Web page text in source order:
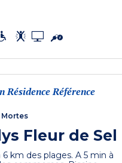
Résidence Référence
Fleur de Sel
km des plages. A 5 min à